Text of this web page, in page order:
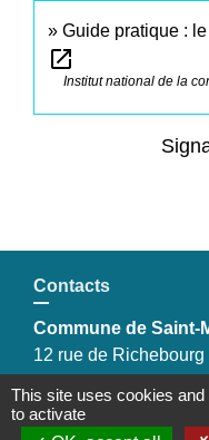
Guide pratique :
open_in_new
Institut national de la
Contacts
Commune de Saint-
12 rue de Richebourg
+33 1 60 26 24 20
This site uses cookies
to activate